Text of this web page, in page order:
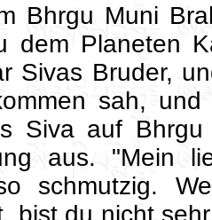
Bhrgu Muni
dem Planeten
Sivas Bruder,
sah,
Siva auf
aus. "Mein
schmutzig.
bist du nicht